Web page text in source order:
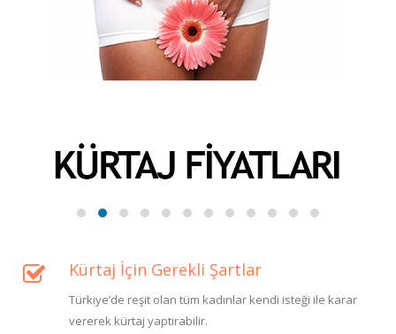
Kürtaj İçin Gerekli Şartlar
Türkiye’de reşit olan tüm kadınlar kendi isteği ile karar
vererek kürtaj yaptırabilir.